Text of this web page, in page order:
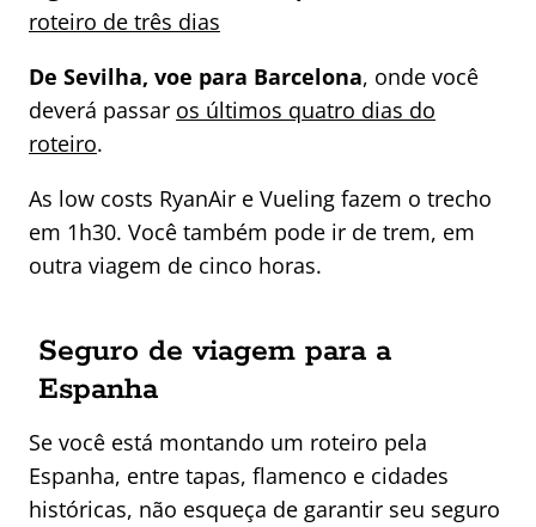
roteiro de três dias
De Sevilha, voe para Barcelona, onde você
deverá passar os últimos quatro dias do
roteiro.
As low costs RyanAir e Vueling fazem o trecho
em 1h30. Você também pode ir de trem, em
outra viagem de cinco horas.
Seguro de viagem para a
Espanha
Se você está montando um roteiro pela
Espanha, entre tapas, flamenco e cidades
históricas, não esqueça de garantir seu seguro